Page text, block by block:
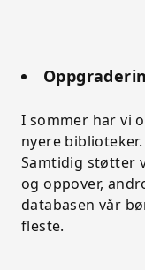
I sommer har vi
nyere
Samtidig støtter
og oppover,
databasen vår
fleste.